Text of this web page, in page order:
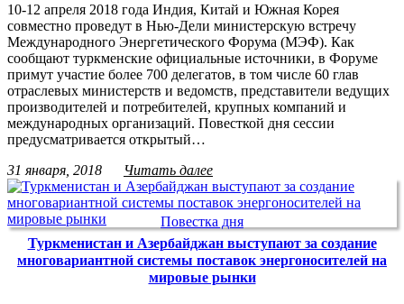
10-12 апреля 2018 года Индия, Китай и Южная Корея
совместно проведут в Нью-Дели министерскую встречу
Международного Энергетического Форума (МЭФ). Как
сообщают туркменские официальные источники, в Форуме
примут участие более 700 делегатов, в том числе 60 глав
отраслевых министерств и ведомств, представители ведущих
производителей и потребителей, крупных компаний и
международных организаций. Повесткой дня сессии
предусматривается открытый…
31 января, 2018
Читать далее
Повестка дня
Туркменистан и Азербайджан выступают за создание
многовариантной системы поставок энергоносителей на
мировые рынки